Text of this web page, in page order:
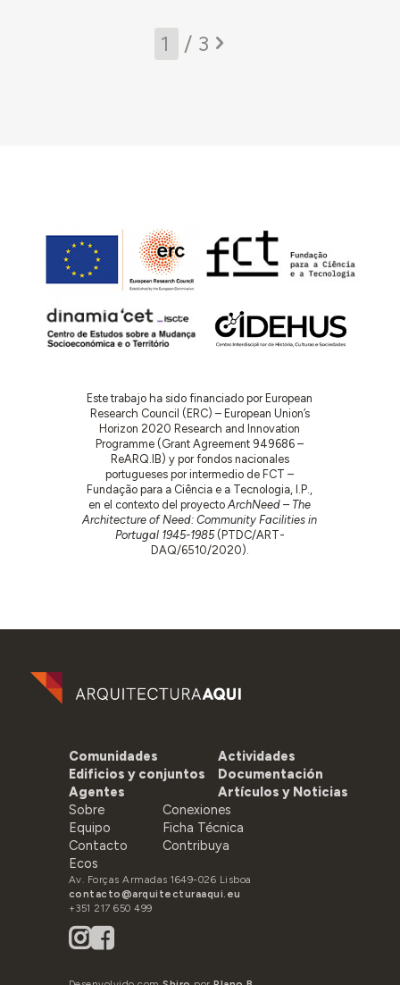
/ 3
Este trabajo ha sido financiado por European
Research Council (ERC) – European Union’s
Horizon 2020 Research and Innovation
Programme (Grant Agreement 949686 –
ReARQ.IB) y por fondos nacionales
portugueses por intermedio de FCT –
Fundação para a Ciência e a Tecnologia, I.P.,
en el contexto del proyectoArchNeed – The
Architecture of Need: Community Facilities in
Portugal 1945-1985(PTDC/ART-
DAQ/6510/2020).
Comunidades
Edificios y conjuntos
Agentes
Actividades
Documentación
Artículos y Noticias
Sobre
Equipo
Contacto
Ecos
Conexiones
Ficha Técnica
Contribuya
Av. Forças Armadas 1649-026 Lisboa
contacto@arquitecturaaqui.eu
+351 217 650 499